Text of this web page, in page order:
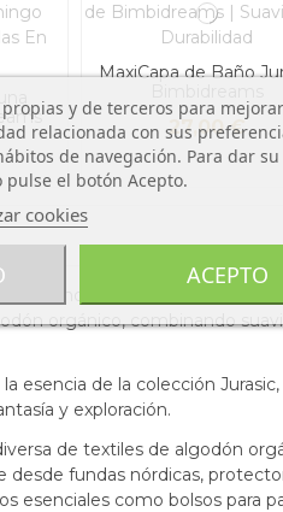
MaxiCapa de Baño
27,00 €
y grandes al apasionante
orgánico, combinando
esencia de la colección
y exploración.
de textiles de algodón
fundas nórdicas,
esenciales como bolsos para
y de terceros para
relacionada con sus
de navegación. Para dar su
el botón Acepto.
cookies
ACEPTO